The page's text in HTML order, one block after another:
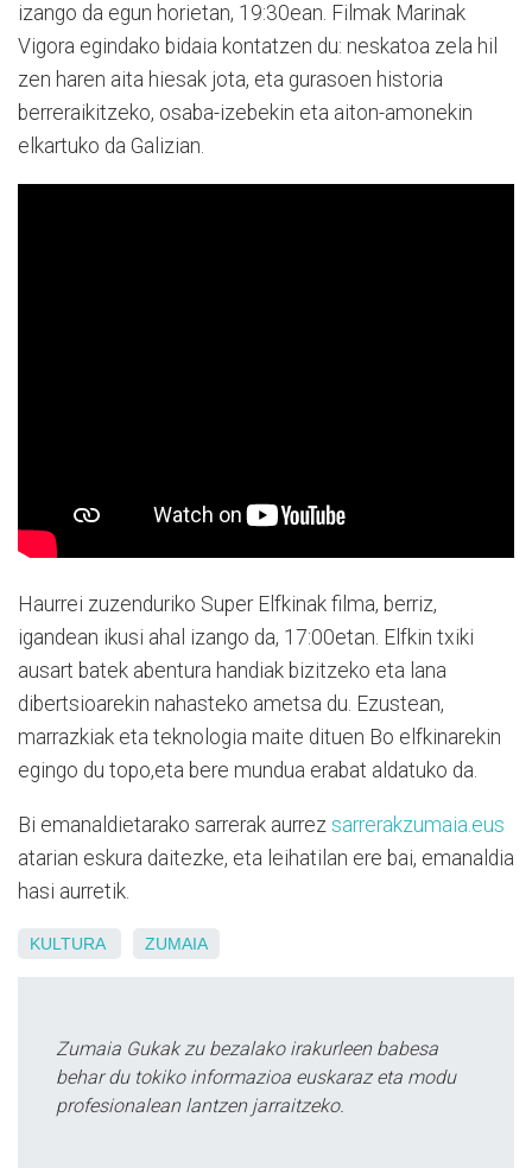
izango da egun horietan, 19:30ean. Filmak Marinak
Vigora egindako bidaia kontatzen du: neskatoa zela hil
zen haren aita hiesak jota, eta gurasoen historia
berreraikitzeko, osaba-izebekin eta aiton-amonekin
elkartuko da Galizian.
Haurrei zuzenduriko Super Elfkinak filma, berriz,
igandean ikusi ahal izango da, 17:00etan. Elfkin txiki
ausart batek abentura handiak bizitzeko eta lana
dibertsioarekin nahasteko ametsa du. Ezustean,
marrazkiak eta teknologia maite dituen Bo elfkinarekin
egingo du topo,eta bere mundua erabat aldatuko da.
Bi emanaldietarako sarrerak aurrez sarrerakzumaia.eus
atarian eskura daitezke, eta leihatilan ere bai, emanaldia
hasi aurretik.
KULTURA ZUMAIA
Zumaia Gukak zu bezalako irakurleen babesa
behar du tokiko informazioa euskaraz eta modu
profesionalean lantzen jarraitzeko.